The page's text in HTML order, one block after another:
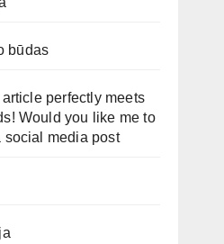
būdas
perfectly meets
Would you like me to
social media post